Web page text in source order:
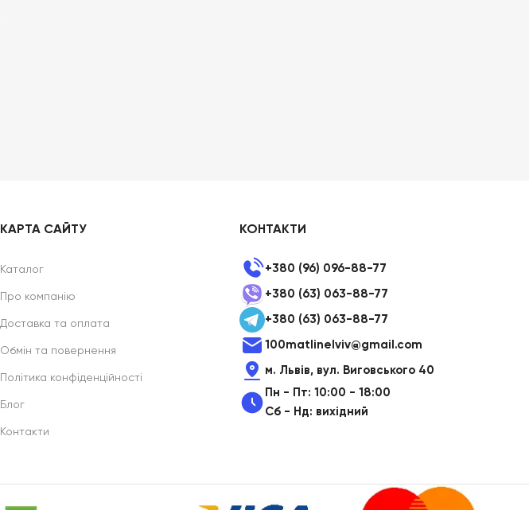
КАРТА САЙТУ
Каталог
Про компанію
Доставка та оплата
Обмін та повернення
Політика конфіденційності
Блог
Контакти
КОНТАКТИ
+380 (96) 096-88-77
+380 (63) 063-88-77
+380 (63) 063-88-77
100matlinelviv@gmail.com
м. Львів, вул. Виговського 40
Пн - Пт: 10:00 - 18:00
Сб - Нд: вихідний